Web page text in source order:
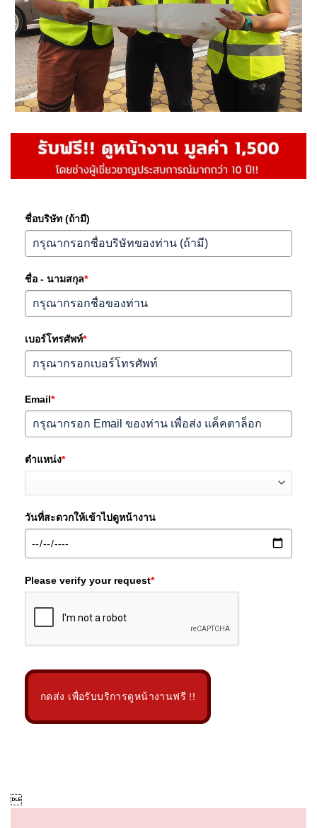
ชื่อบริษัท (ถ้ามี)
ชื่อ - นามสกุล*
เบอร์โทรศัพท์*
Email*
ตำแหน่ง*
วันที่สะดวกให้เข้าไปดูหน้างาน
Please verify your request*
กดส่ง เพื่อรับบริการดูหน้างานฟรี !!
